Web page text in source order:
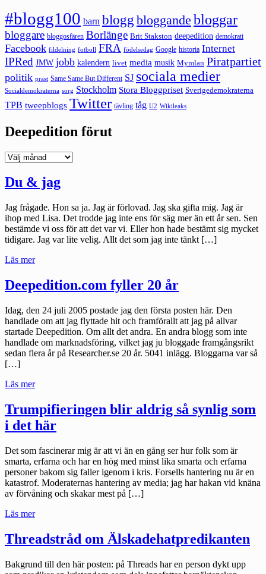
#blogg100 barn blogg bloggande bloggar
bloggare bloggosfären Borlänge Brit Stakston deepedition demokrati
Facebook fildelning fotboll FRA födelsedag Google historia Internet
IPRed JMW jobb kalendern livet media musik Mymlan Piratpartiet
politik präst Same Same But Different SJ sociala medier
Socialdemokraterna sorg Stockholm Stora Bloggpriset Sverigedemokraterna
TPB tweepblogs Twitter tävling tåg U2 Wikileaks
Deepedition förut
Deepedition
Du & jag
Jag frågade. Hon sa ja. Jag är förlovad. Jag ska gifta mig. Jag är
ihop med Lisa. Det trodde jag inte ens för säg mer än ett år sen. Sen
bestämde vi oss för att det var vi. Eller hon hade bestämt sig mycket
tidigare. Jag var lite velig. Allt det som jag inte tänkt […]
Läs mer"Du
jag"
Deepedition.com fyller 20 år
Idag, den 24 juli 2005 postade jag den första posten här. Den
handlade om att jag flyttade hit och framförallt att jag på allvar
startade Deepedition. Om allt det andra. En andra blogg som inte
handlade om marknadsföring, vilket jag ju bloggade framgångsrikt
sedan flera år på Researcher.se 20 år. 5041 inlägg. Bloggarna var så
[…]
Läs mer"Deepedition.com
år"
Trumpifieringen blir aldrig så synlig som
i det här
Det som fascinerar mig är att vi än en gång ser hur folk som är
smarta, erfarna och har en hög med minst lika smarta och erfarna
personer bakom sig faller igenom i kris. Forsells hantering nu är en
katastrof. Moderaternas hantering av media; jag har hakan vid knäna
av förvåning och skakar mest på […]
Läs mer"Trumpifieringen
aldrig
så
som
Threadstråd om Älskadehatpredikanten
Bakgrund till den här posten: på Threads har en person dykt upp